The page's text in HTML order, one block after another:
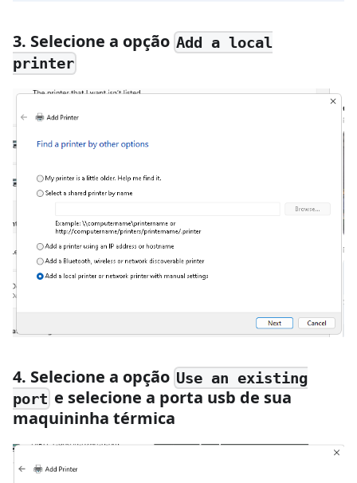
3. Selecione a opção Add a local
printer
4. Selecione a opção Use an existing
port e selecione a porta usb de sua
maquininha térmica